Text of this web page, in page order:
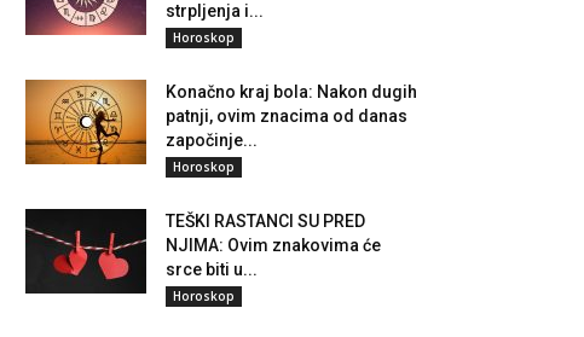
strpljenja i...
Horoskop
Konačno kraj bola: Nakon dugih
patnji, ovim znacima od danas
započinje...
Horoskop
TEŠKI RASTANCI SU PRED
NJIMA: Ovim znakovima će
srce biti u...
Horoskop